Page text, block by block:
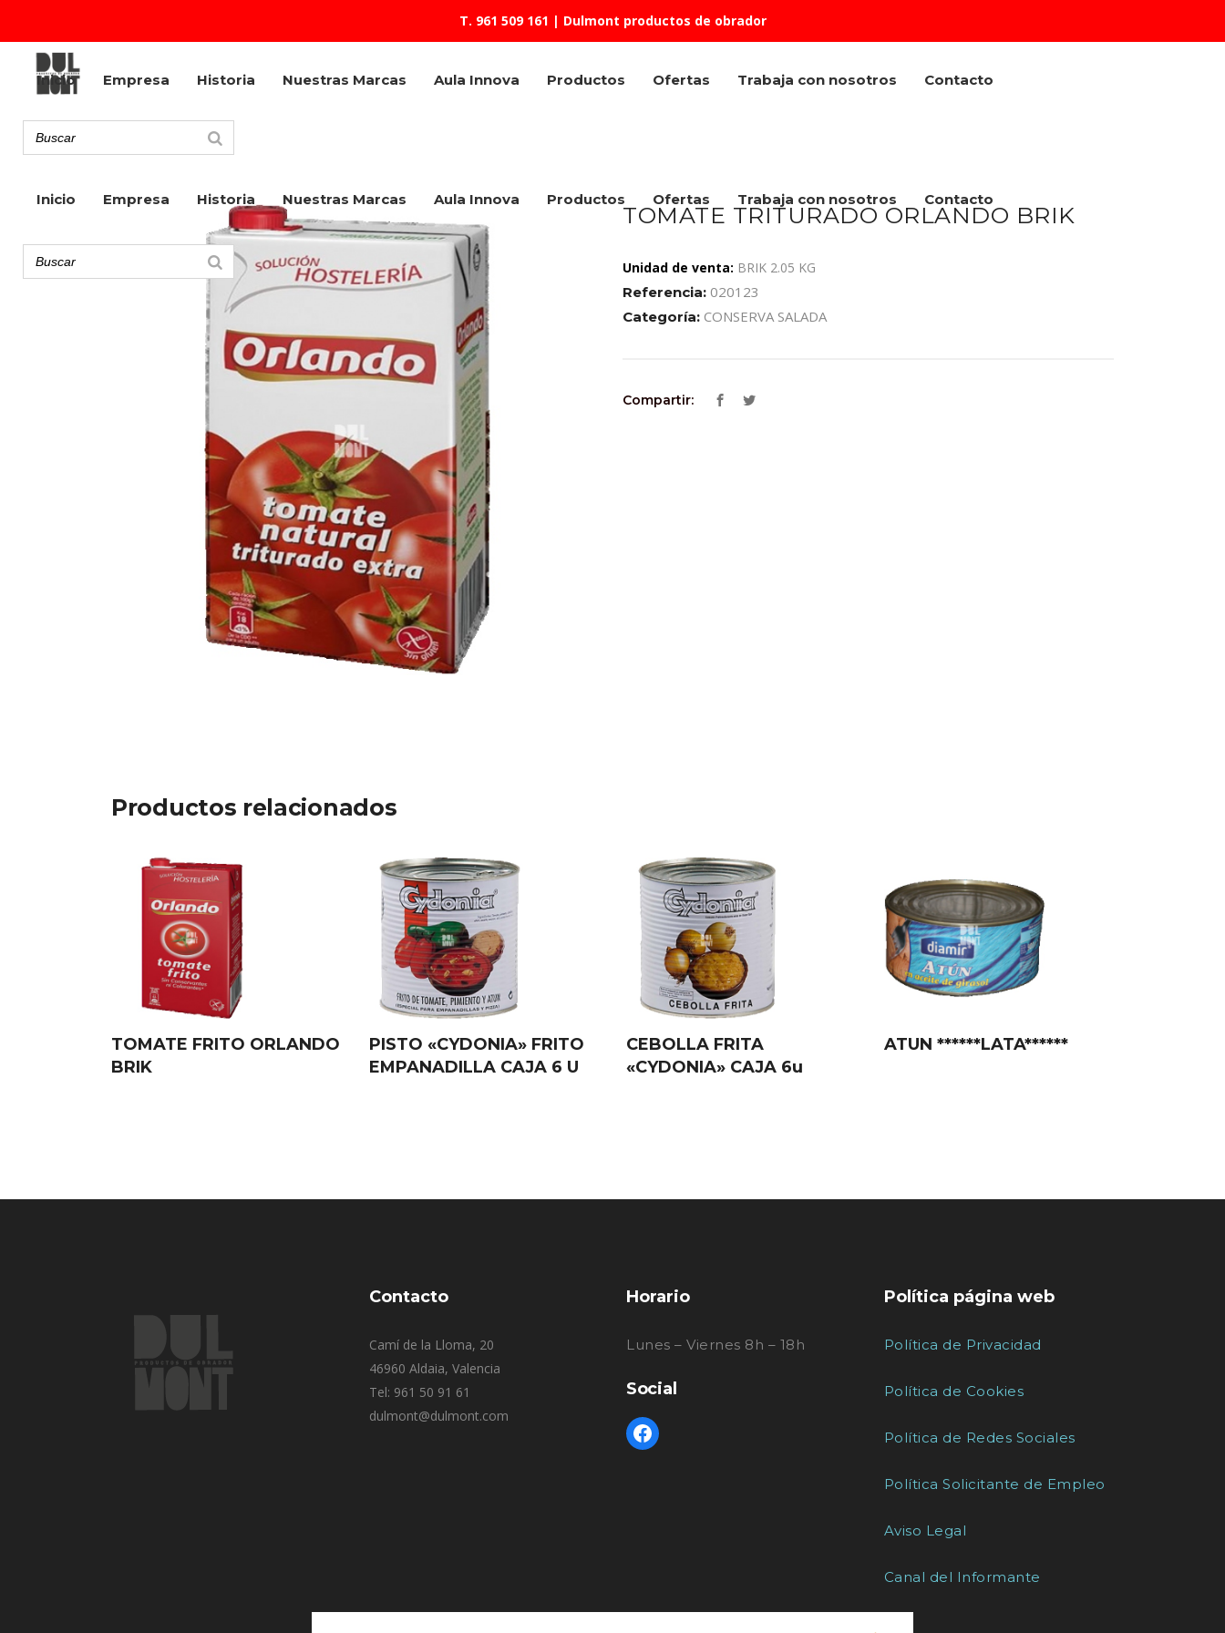
T. 961 509 161 | Dulmont productos de obrador
Inicio Empresa Historia Nuestras Marcas Aula Innova Productos Ofertas Trabaja con nosotros Contacto
Inicio Empresa Historia Nuestras Marcas Aula Innova Productos Ofertas Trabaja con nosotros Contacto
TOMATE TRITURADO ORLANDO BRIK
Unidad de venta: BRIK 2.05 KG
Referencia: 020123
Categoría: CONSERVA SALADA
Compartir:
Productos relacionados
TOMATE FRITO ORLANDO
BRIK
PISTO «CYDONIA» FRITO
EMPANADILLA CAJA 6 U
CEBOLLA FRITA
«CYDONIA» CAJA 6u
ATUN ******LATA******
Contacto
Camí de la Lloma, 20
46960 Aldaia, Valencia
Tel: 961 50 91 61
dulmont@dulmont.com
Horario
Lunes – Viernes 8h – 18h
Social
Política página web
Política de Privacidad
Política de Cookies
Política de Redes Sociales
Política Solicitante de Empleo
Aviso Legal
Canal del Informante